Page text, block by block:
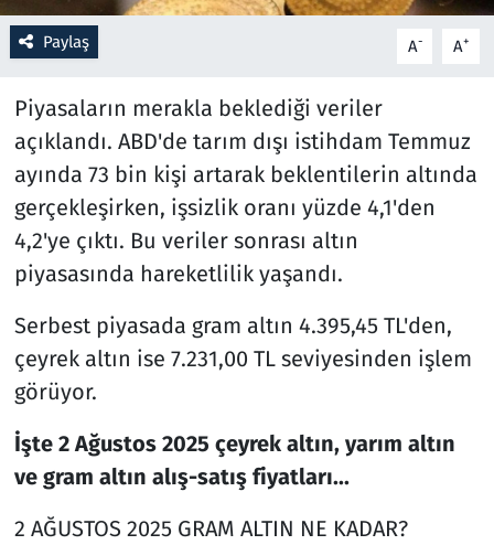
Paylaş A- A+
Piyasaların merakla beklediği veriler
açıklandı. ABD'de tarım dışı istihdam Temmuz
ayında 73 bin kişi artarak beklentilerin altında
gerçekleşirken, işsizlik oranı yüzde 4,1'den
4,2'ye çıktı. Bu veriler sonrası altın
piyasasında hareketlilik yaşandı.
Serbest piyasada gram altın 4.395,45 TL'den,
çeyrek altın ise 7.231,00 TL seviyesinden işlem
görüyor.
İşte 2 Ağustos 2025 çeyrek altın, yarım altın
ve gram altın alış-satış fiyatları...
2 AĞUSTOS 2025 GRAM ALTIN NE KADAR?
Savunma Sanayi
Spor
Teknoloji ve Bilim
Televizyon